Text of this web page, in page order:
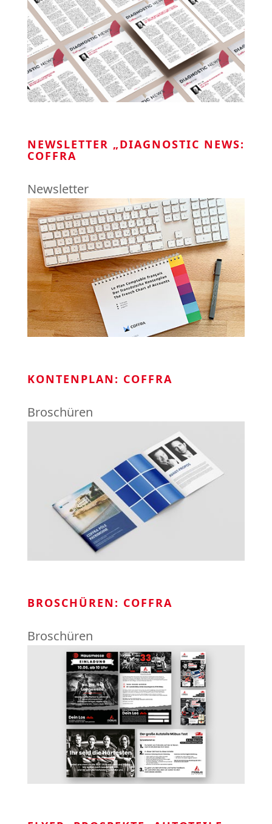
NEWSLETTER „DIAGNOSTIC NEWS:
COFFRA
Newsletter
KONTENPLAN: COFFRA
Broschüren
BROSCHÜREN: COFFRA
Broschüren